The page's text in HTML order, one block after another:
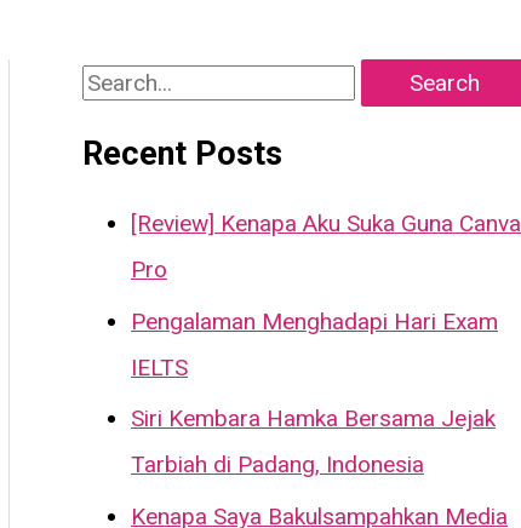
Diorama
S
a
Recent Posts
[Review] Kenapa Aku Suka Guna Canva
Pro
Pengalaman Menghadapi Hari Exam
IELTS
Siri Kembara Hamka Bersama Jejak
Tarbiah di Padang, Indonesia
Kenapa Saya Bakulsampahkan Media